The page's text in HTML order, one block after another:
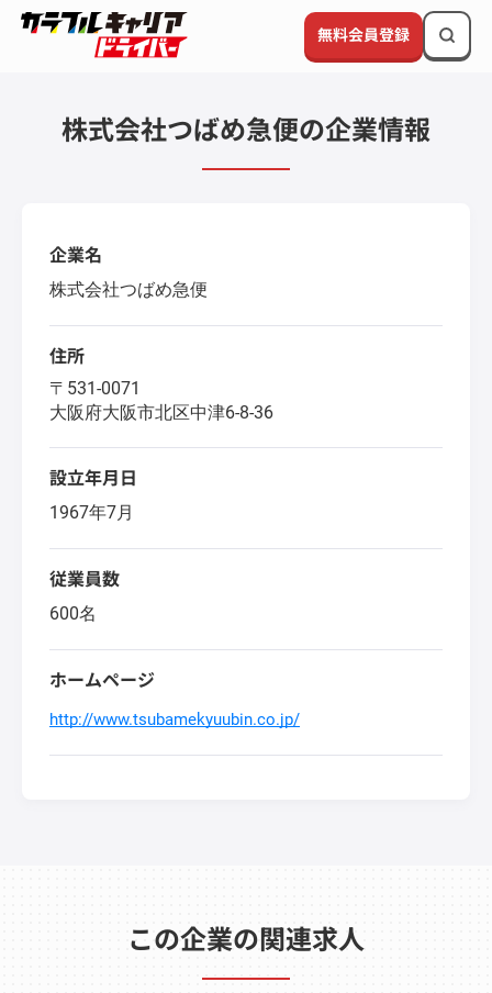
無料会員登録
株式会社つばめ急便の企業情報
企業名
株式会社つばめ急便
住所
〒531-0071
大阪府大阪市北区中津6-8-36
設立年月日
1967年7月
従業員数
600名
ホームページ
http://www.tsubamekyuubin.co.jp/
この企業の関連求人